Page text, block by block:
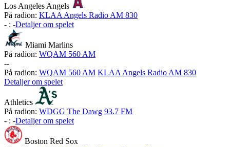
Los Angeles Angels
På radion: KLAA Angels Radio AM 830
- : -Detaljer om spelet
Miami Marlins
På radion: WQAM 560 AM
--
På radion: WQAM 560 AM KLAA Angels Radio AM 830
Detaljer om spelet
Athletics
På radion: WDGG The Dawg 93.7 FM
- : -Detaljer om spelet
Boston Red Sox